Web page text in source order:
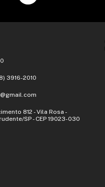
3916-2010
812 - Vila Rosa -
SP - CEP 19023-030